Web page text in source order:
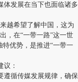
体发展在当下也面临诸多
越希望了解中国，这为
，在“一带一路”这一世
特优势，是推进“一带一
：
循传媒发展规律，确保